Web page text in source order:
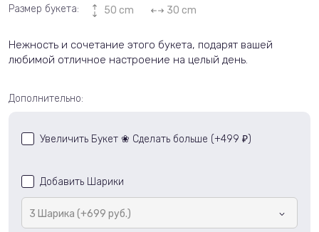
Размер букета: 50 cm 30 cm
Нежность и сочетание этого букета, подарят вашей
любимой отличное настроение на целый день.
Дополнительно:
Увеличить Букет ❀ Сделать больше (+499 ₽ )
Добавить Шарики
3 Шарика (+699 руб.)